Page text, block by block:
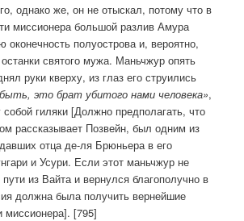
однако же, он не отыскал, потому что в
миссионера большой разлив Амура
оконечность полуострова и, вероятно,
святого мужа. Маньчжур опять
руки кверху, из глаз его струились
это брат убитого нами человека»,
гиляки [Должно предполагать, что
рассказывает Позвейн, был одним из
отца де-ля Брюньера в его
и Усури. Если этот маньчжур не
из Вайта и вернулся благополучно в
должна была получить вернейшие
миссионера]. [795]